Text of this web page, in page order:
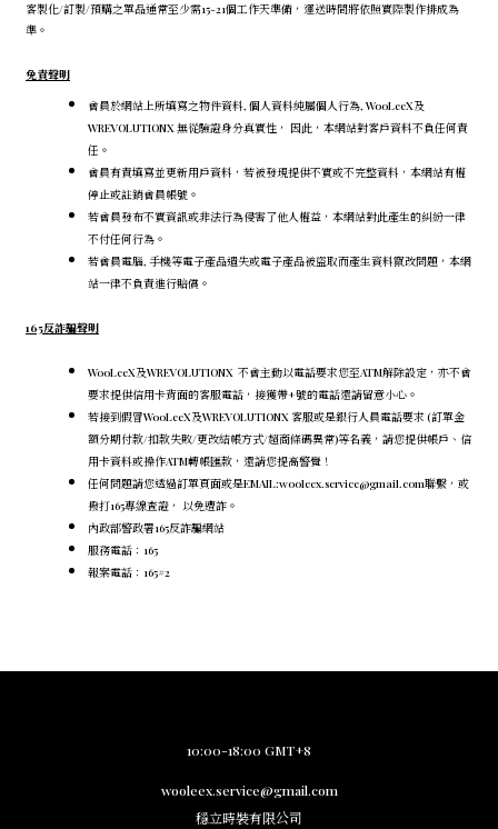
客製化/訂製/預購之單品通常至少需15-21個工作天準備，運送時間將依照實際製作排成為
準。
免責聲明
會員於網站上所填寫之物件資料, 個人資料純屬個人行為, WooLeeX及
WREVOLUTIONX 無從驗證身分真實性， 因此，本網站對客戶資料不負任何責
任。
會員有責填寫並更新用戶資料，若被發現提供不實或不完整資料，本網站有權
停止或註銷會員帳號。
若會員發布不實資訊或非法行為侵害了他人權益，本網站對此產生的糾紛一律
不付任何行為。
若會員電腦, 手機等電子產品遺失或電子產品被盜取而產生資料竄改問題，本網
站一律不負責進行賠償。
165反詐騙聲明
WooLeeX及WREVOLUTIONX 不會主動以電話要求您至ATM解除設定， 亦不會
要求提供信用卡背面的客服電話， 接獲帶+號的電話還請留意小心。
若接到假冒WooLeeX及WREVOLUTIONX 客服或是銀行人員電話要求 (訂單金
額分期付款/扣款失敗/更改結帳方式/超商條碼異常)等名義，請您提供帳戶、信
用卡資料或操作ATM轉帳匯款，還請您提高警覺！
任何問題請您透過訂單頁面或是EMAIL:wooleex.service@gmail.com聯繫，或
撥打165專線查證， 以免遭詐。
內政部警政署165反詐騙網站
服務電話：165
報案電話：165#2
10:00-18:00 GMT+8
wooleex.service@gmail.com
穩立時裝有限公司